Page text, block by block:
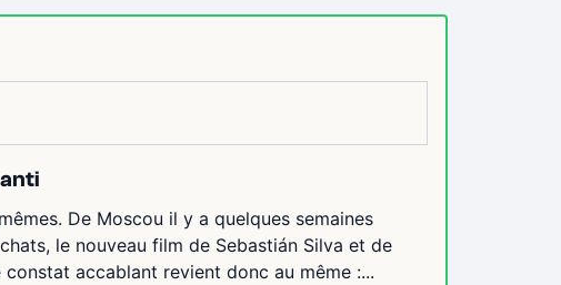
De Moscou il y a quelques semaines
le nouveau film de Sebastián Silva et de
accablant revient donc au même :...